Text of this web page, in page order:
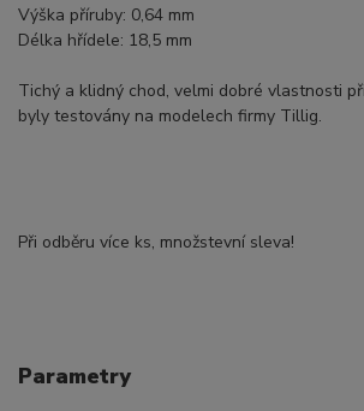
Výška příruby: 0,64 mm
Délka hřídele: 18,5 mm
Tichý a klidný chod, velmi dobré vlastnosti
byly testovány na modelech firmy Tillig.
Při odběru více ks, množstevní sleva!
Parametry